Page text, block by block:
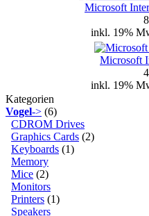
Microsoft
inkl. 19%
Microsoft
inkl. 19%
Kategorien
Vogel-> (6)
CDROM Drives
Graphics Cards (2)
Keyboards (1)
Memory
Mice (2)
Monitors
Printers (1)
Speakers